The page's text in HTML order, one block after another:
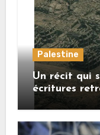
Palestine
Un récit qui
écritures
crimes